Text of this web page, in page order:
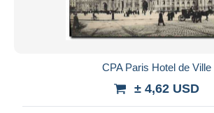
CPA Paris Hotel de Ville
± 4,62 USD